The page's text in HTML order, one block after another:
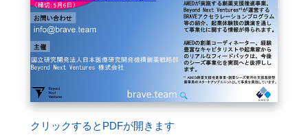
クリックするとPDFが開きます